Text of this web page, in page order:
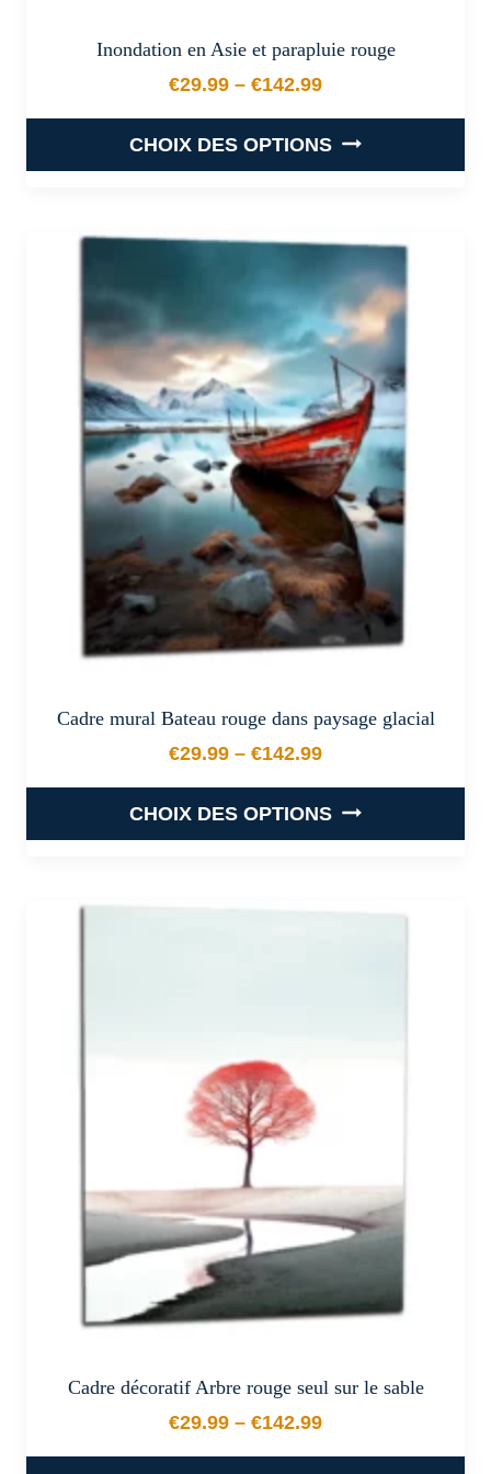
Inondation en Asie et parapluie rouge
€29.99 – €142.99
Plage de prix : €29.99 à
CHOIX DES OPTIONS
a
variations.
Les
options
peuvent
être
choisies
sur
la
page
du
produit
Cadre mural Bateau rouge dans paysage glacial
€29.99 – €142.99
Plage de prix : €29.99 à
CHOIX DES OPTIONS
peuvent
être
choisies
sur
la
page
du
produit
Cadre décoratif Arbre rouge seul sur le sable
€29.99 – €142.99
Plage de prix : €29.99 à